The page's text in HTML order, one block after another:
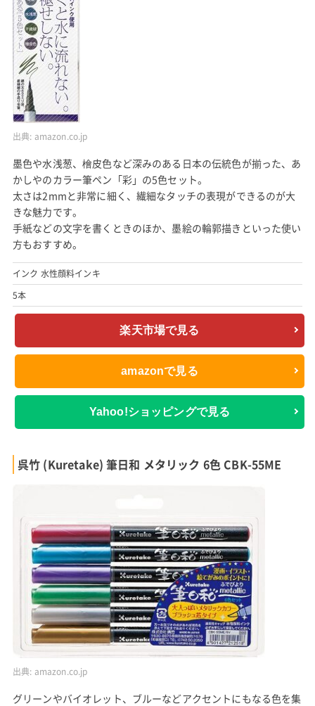
出典: amazon.co.jp
墨色や水浅葱、檜皮色など深みのある日本の伝統色が揃った、あ
かしやのカラー筆ペン「彩」の5色セット。
太さは2mmと非常に細く、繊細なタッチの表現ができるのが大
きな魅力です。
手紙などの文字を書くときのほか、墨絵の輪郭描きといった使い
方もおすすめ。
インク 水性顔料インキ
5本
楽天市場で見る
amazonで見る
Yahoo!ショッピングで見る
呉竹 (Kuretake) 筆日和 メタリック 6色 CBK-55ME
出典: amazon.co.jp
グリーンやバイオレット、ブルーなどアクセントにもなる色を集